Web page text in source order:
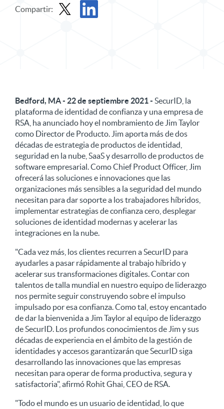
Compartir:
Bedford, MA - 22 de septiembre 2021 - SecurID, la
plataforma de identidad de confianza y una empresa de
RSA, ha anunciado hoy el nombramiento de Jim Taylor
como Director de Producto. Jim aporta más de dos
décadas de estrategia de productos de identidad,
seguridad en la nube, SaaS y desarrollo de productos de
software empresarial. Como Chief Product Officer, Jim
ofrecerá las soluciones e innovaciones que las
organizaciones más sensibles a la seguridad del mundo
necesitan para dar soporte a los trabajadores híbridos,
implementar estrategias de confianza cero, desplegar
soluciones de identidad modernas y acelerar las
integraciones en la nube.
"Cada vez más, los clientes recurren a SecurID para
ayudarles a pasar rápidamente al trabajo híbrido y
acelerar sus transformaciones digitales. Contar con
talentos de talla mundial en nuestro equipo de liderazgo
nos permite seguir construyendo sobre el impulso
impulsado por esa confianza. Como tal, estoy encantado
de dar la bienvenida a Jim Taylor al equipo de liderazgo
de SecurID. Los profundos conocimientos de Jim y sus
décadas de experiencia en el ámbito de la gestión de
identidades y accesos garantizarán que SecurID siga
desarrollando las innovaciones que las empresas
necesitan para operar de forma productiva, segura y
satisfactoria", afirmó Rohit Ghai, CEO de RSA.
"Todo el mundo es un usuario de identidad, lo que